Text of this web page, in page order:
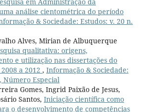
análise cientométrica do período
& Sociedade: Estudos: v. 20 n.
Alves, Mirian de Albuquerque
qualitativa: origens,
e utilização nas dissertações do
2008 a 2012 , Informação & Sociedade:
Número Especial
Gomes, Ingrid Paixão de Jesus,
Santos, Iniciação científica como
o desenvolvimento de competências